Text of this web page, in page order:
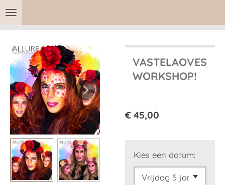
Ga
direct
de
hoofdinhoud
VASTELAOVES
WORKSHOP!
€ 45,00
Kies een datum: